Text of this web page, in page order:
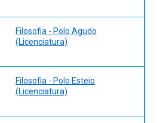
Filosofia - Polo Agudo
(Licenciatura)
Filosofia - Polo Esteio
(Licenciatura)